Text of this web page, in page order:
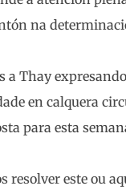
na
Thay
en calquera
para esta
resolver este ou